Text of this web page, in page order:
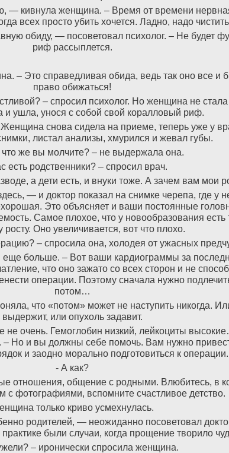
— кивнула женщина. – Время от времени
всех просто убить хочется. Ладно, надо
обиду, — посоветовал психолог. – Не будет
риф рассыплется.
– Это справедливая обида, ведь так оно все
право обижаться!
– спросил психолог. Но женщина не стала
и ушла, унося с собой свой коралловый риф.
снова сидела на приеме, теперь уже у
листал анализы, хмурился и жевал губы.
что же вы молчите? – не выдержала она.
есть родственники? – спросил врач.
а дети есть, и внуки тоже. А зачем вам мои
— и доктор показал на снимке черепа, где у
Это объясняет и ваши постоянные
Самое плохое, что у новообразования есть
росту. Оно увеличивается, вот что плохо.
– спросила она, холодея от ужасных
еще больше. – Вот ваши кардиограммы за
что оно зажато со всех сторон и не
операции. Поэтому сначала нужно
потом…
что «потом» может не наступить никогда.
выдержит, или опухоль задавит.
не очень. Гемоглобин низкий, лейкоциты
– Но и вы должны себе помочь. Вам нужно
и заодно морально подготовиться к операции.
- А как?
отношения, общение с родными. Влюбитесь, в
с фотографиями, вспомните счастливое детство.
только криво усмехнулась.
родителей, — неожиданно посоветовал
были случаи, когда прощение творило
– иронически спросила женщина.